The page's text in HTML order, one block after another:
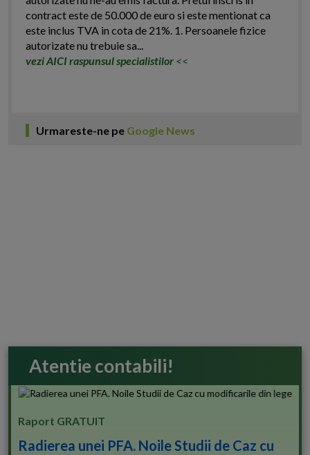
contract este de 50.000 de euro si este mentionat ca
este inclus TVA in cota de 21%. 1. Persoanele fizice
autorizate nu trebuie sa...
vezi AICI raspunsul specialistilor <<
Urmareste-ne pe Google News
Atentie contabili!
Raport GRATUIT
Radierea unei PFA. Noile Studii de Caz cu